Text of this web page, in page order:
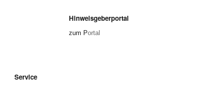
Hinweisgeberportal
zum Portal
Service